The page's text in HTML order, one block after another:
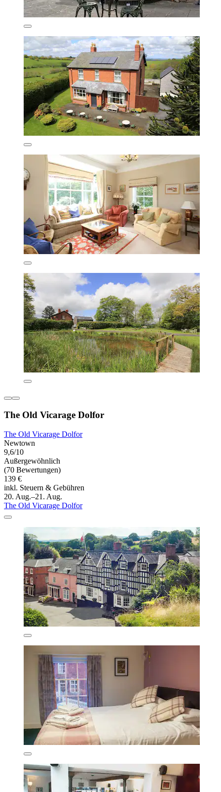
The Old Vicarage Dolfor
The Old Vicarage Dolfor
Newtown
9,6/10
Außergewöhnlich
(70 Bewertungen)
139 €
inkl. Steuern & Gebühren
20. Aug.–21. Aug.
The Old Vicarage Dolfor